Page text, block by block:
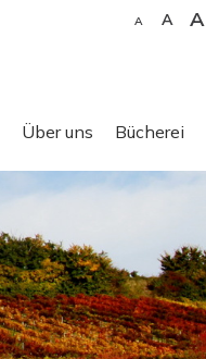
A A A
Über uns Bücherei